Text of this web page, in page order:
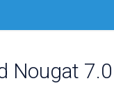
Nougat